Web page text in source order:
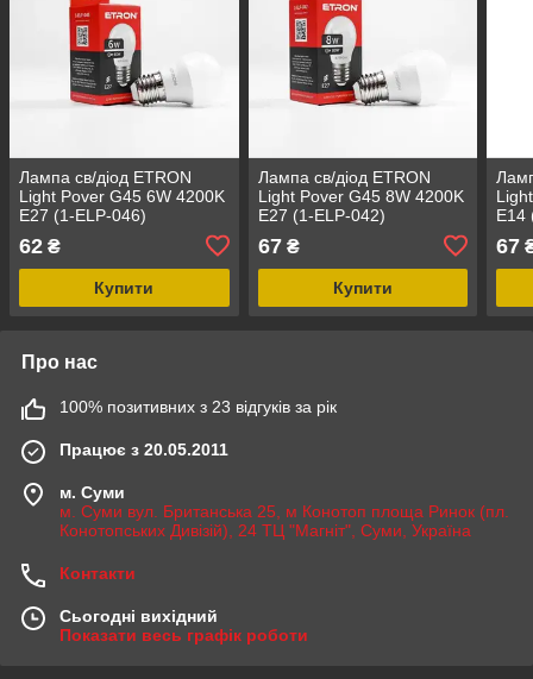
Лампа св/діод ETRON
Light Pover G45 6W 4200K
E27 (1-ELP-046)
62 ₴
Купити
Лампа св/діод ETRON
Light Pover G45 8W 4200K
E27 (1-ELP-042)
67₴
Купити
E14
67
Про нас
100% позитивних з 23 відгуків за рік
Працює з 20.05.2011
м. Суми
м. Суми вул. Британська 25, м Конотоп площа Ринок (пл.
Конотопських Дивізій), 24 ТЦ "Магніт", Суми, Україна
Контакти
Сьогодні вихідний
Показати весь графік роботи